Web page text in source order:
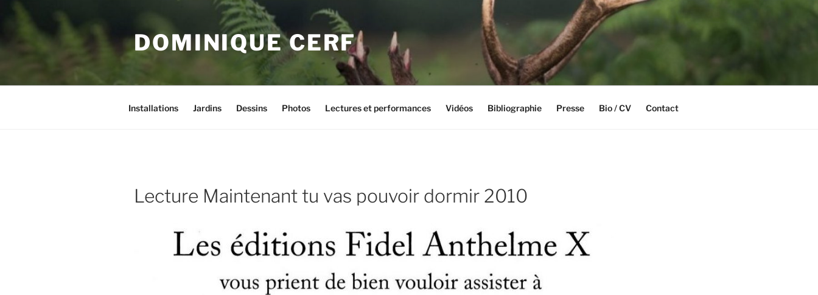
Aller
DOMINIQUE CERF
Installations Jardins Dessins Photos Lectures et performances Vidéos Bibliographie Presse Bio / CV Contact
Lecture Maintenant tu vas pouvoir dormir 2010